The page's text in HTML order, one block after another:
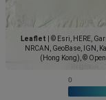
Leaflet
© Esri, HERE,
NRCAN, GeoBase, IGN,
(Hong Kong), ©